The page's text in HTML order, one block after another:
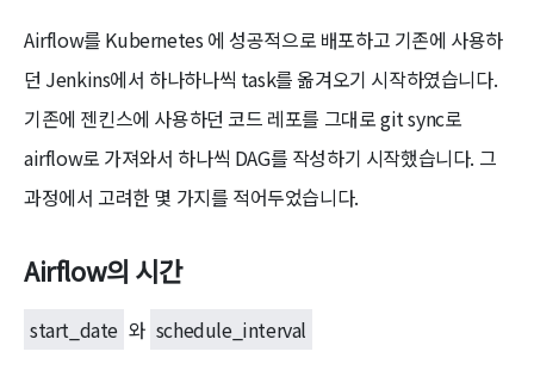
Airflow를 Kubernetes 에 성공적으로 배포하고 기존에 사용하
던 Jenkins에서 하나하나씩 task를 옮겨오기 시작하였습니다.
기존에 젠킨스에 사용하던 코드 레포를 그대로 git sync로
airflow로 가져와서 하나씩 DAG를 작성하기 시작했습니다. 그
과정에서 고려한 몇 가지를 적어두었습니다.
Airflow의 시간
start_date 와 schedule_interval